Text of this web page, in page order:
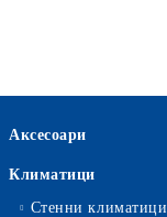
Аксесоари
Климатици
Стенни климатици